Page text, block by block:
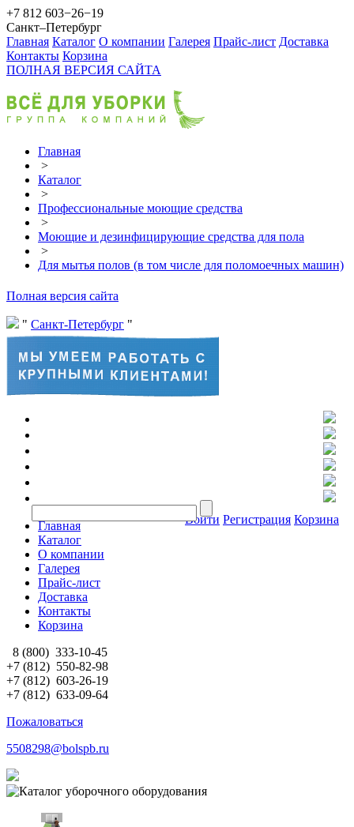
+7 812 603−26−19
Санкт–Петербург
Главная Каталог О компании Галерея Прайс-лист Доставка
Контакты Корзина
ПОЛНАЯ ВЕРСИЯ САЙТА
Главная
>
Каталог
>
Профессиональные моющие средства
>
Моющие и дезинфицирующие средства для пола
>
Для мытья полов (в том числе для поломоечных машин)
Полная версия сайта
Санкт-Петербург
Войти Регистрация Корзина
Главная
Каталог
О компании
Галерея
Прайс-лист
Доставка
Контакты
Корзина
8 (800) 333-10-45
+7 (812) 550-82-98
+7 (812) 603-26-19
+7 (812) 633-09-64
Пожаловаться
5508298@bolspb.ru